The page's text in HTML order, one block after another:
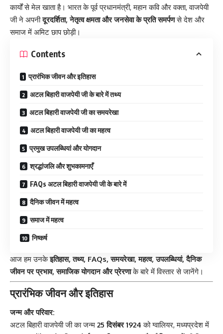
कार्यों से मेल खाता है। भारत के पूर्व प्रधानमंत्री, महान कवि और वक्ता, वाजपेयी
जी ने अपनीदूरदर्शिता, नेतृत्व क्षमता और जनसेवा के प्रति समर्पणसे देश और
समाज में अमिट छाप छोड़ी।
Contents
प्रारंभिक जीवन और इतिहास
अटल बिहारी वाजपेयी जी के बारे में तथ्य
अटल बिहारी वाजपेयी जी का समयरेखा
अटल बिहारी वाजपेयी जी का महत्व
प्रमुख उपलब्धियां और योगदान
श्रद्धांजलि और शुभकामनाएँ
FAQs अटल बिहारी वाजपेयी जी के बारे में
दैनिक जीवन में महत्व
समाज में महत्व
निष्कर्ष
आज हम उनकेइतिहास, तथ्य, FAQs, समयरेखा, महत्व, उपलब्धियां, दैनिक
जीवन पर प्रभाव, समाजिक योगदान और प्रेरणाके बारे में विस्तार से जानेंगे।
प्रारंभिक जीवन और इतिहास
जन्म और परिवार:
अटल बिहारी वाजपेयी जी का जन्म 25 दिसंबर 1924 को ग्वालियर, मध्यप्रदेश में